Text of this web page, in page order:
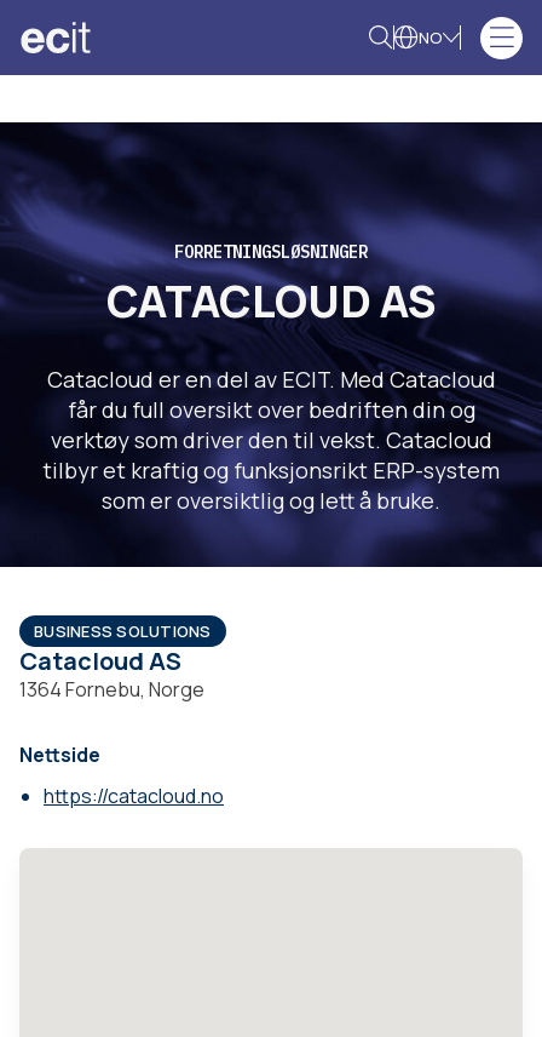
NO
FORRETNINGSLØSNINGER
CATACLOUD AS
Catacloud er en del av ECIT. Med Catacloud
får du full oversikt over bedriften din og
verktøy som driver den til vekst. Catacloud
tilbyr et kraftig og funksjonsrikt ERP-system
som er oversiktlig og lett å bruke.
BUSINESS SOLUTIONS
Catacloud AS
1364 Fornebu, Norge
Nettside
https://catacloud.no